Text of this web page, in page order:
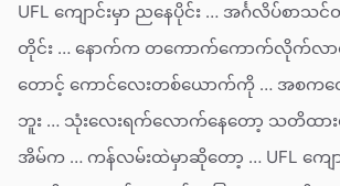
UFL ကျောင်းမှာ ညနေပိုင်း … အင်္ဂလိပ်စာသ
တိုင်း … နောက်က တကောက်ကောက်လိုက်လာ
တောင့် ကောင်လေးတစ်ယောက်ကို … အစကတ
ဘူး … သုံးလေးရက်လောက်နေတော့ သတိထား
အိမ်က … ကန်လမ်းထဲမှာဆိုတော့ … UFL ကျ